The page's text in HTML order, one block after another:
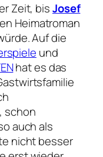
Zeit, bisJosef
Heimatroman
Auf die
und
hat es das
schon
auch als
nicht besser